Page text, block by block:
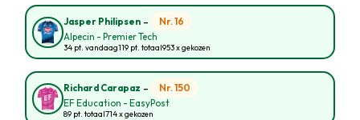
Jasper Philipsen - Nr. 16
Alpecin - Premier Tech
34 pt. vandaag119 pt. totaal953 x gekozen
Richard Carapaz - Nr. 150
EF Education - EasyPost
89 pt. totaal714 x gekozen